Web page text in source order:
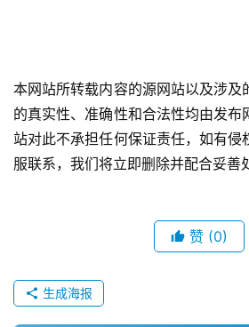
本网站所转载内容的源网站以及涉及
的真实性、准确性和合法性均由发布
站对此不承担任何保证责任，如有侵
服联系，我们将立即删除并配合妥善
赞 (0)
生成海报